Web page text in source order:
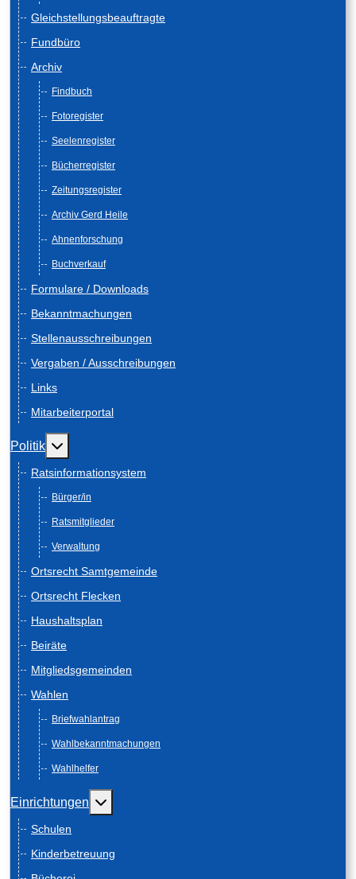
Gleichstellungsbeauftragte
Fundbüro
Archiv
Findbuch
Fotoregister
Seelenregister
Bücherregister
Zeitungsregister
Archiv Gerd Heile
Ahnenforschung
Buchverkauf
Formulare / Downloads
Bekanntmachungen
Stellenausschreibungen
Vergaben / Ausschreibungen
Links
Mitarbeiterportal
Politik Weitere Informationen: Politik
Ratsinformationsystem
Bürger/in
Ratsmitglieder
Verwaltung
Ortsrecht Samtgemeinde
Ortsrecht Flecken
Haushaltsplan
Beiräte
Mitgliedsgemeinden
Wahlen
Briefwahlantrag
Wahlbekanntmachungen
Wahlhelfer
Einrichtungen Weitere Informationen: Einrichtungen
Schulen
Kinderbetreuung